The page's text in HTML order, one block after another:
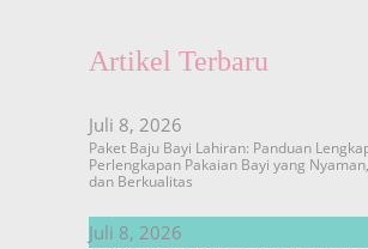
Artikel Terbaru
Juli 8, 2026
Paket Baju Bayi Lahiran: Panduan
Perlengkapan Pakaian Bayi yang
dan Berkualitas
Juli 8, 2026